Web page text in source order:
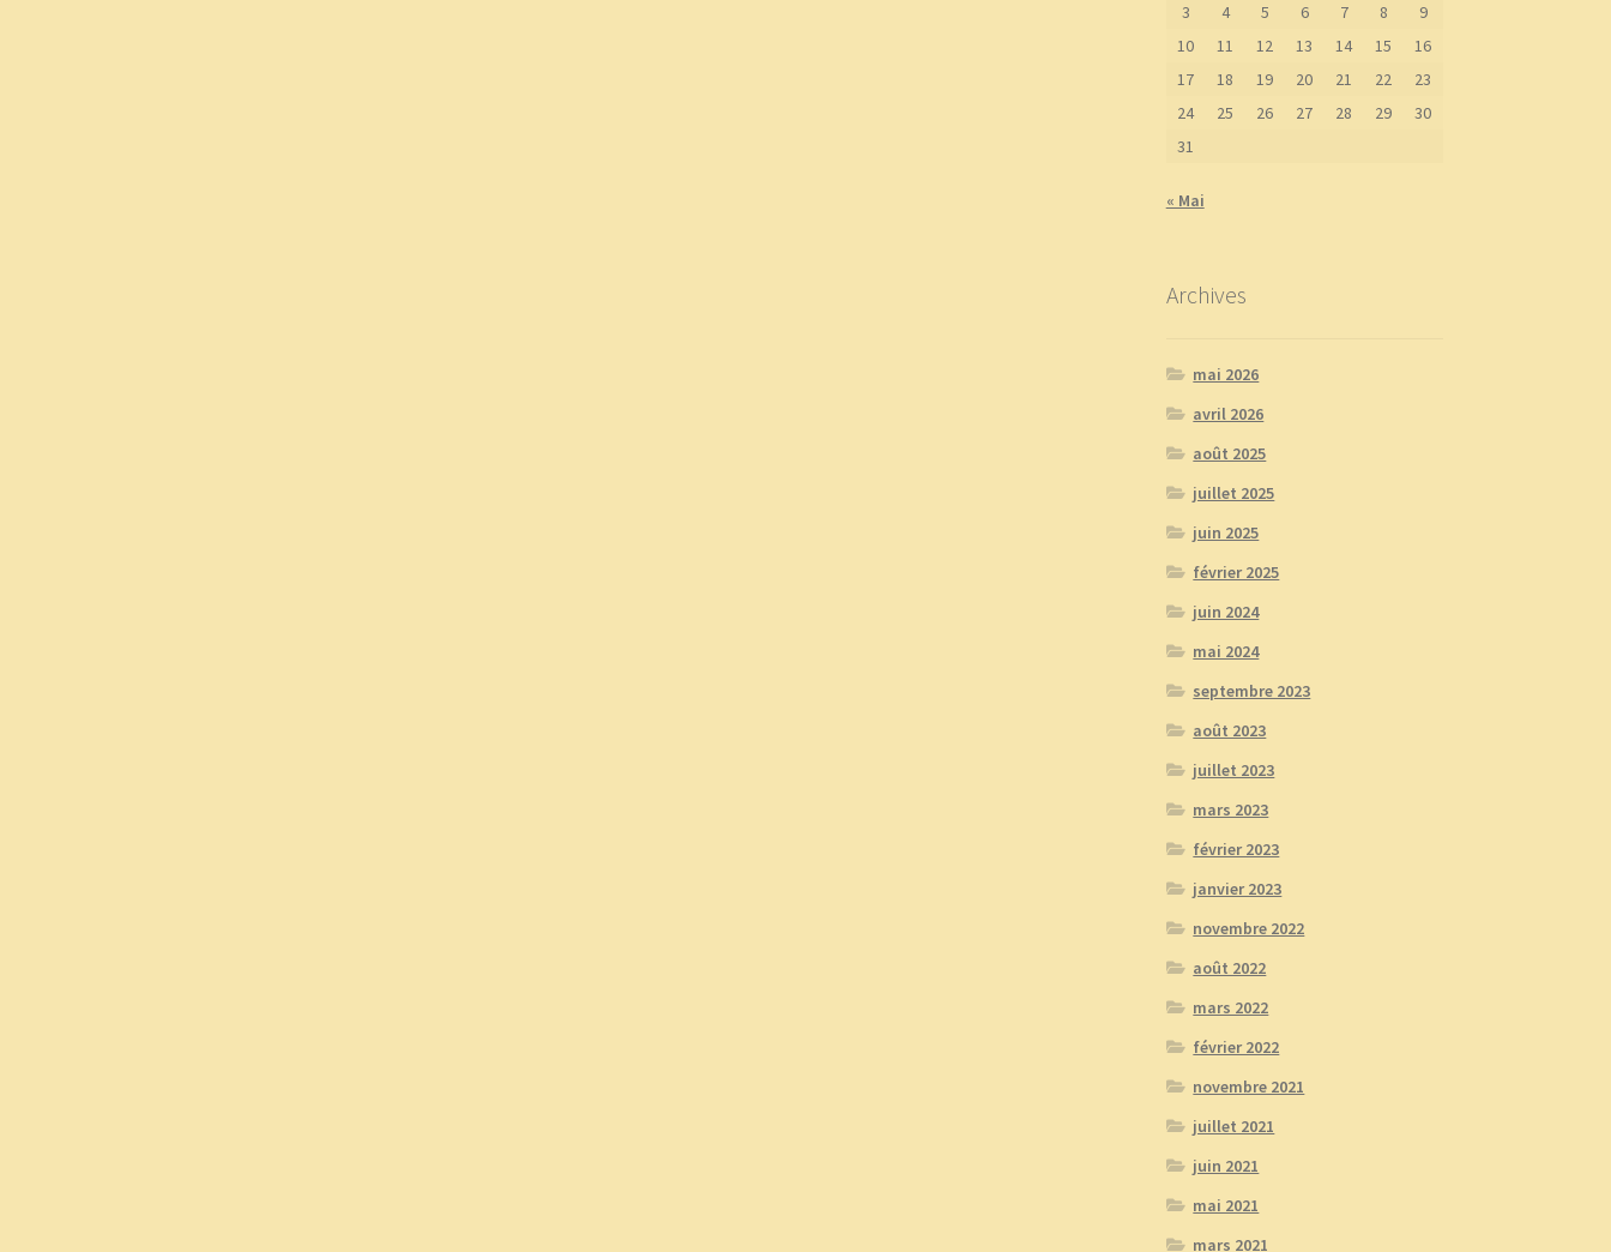
3
4 5 6 7 8
9
10
11 12 13 14 15
16
17
18 19 20 21 22
23
24
25 26 27 28 29
30
31
« Mai
Archives
mai 2026
avril 2026
août 2025
juillet 2025
juin 2025
février 2025
juin 2024
mai 2024
septembre 2023
août 2023
juillet 2023
mars 2023
février 2023
janvier 2023
novembre 2022
août 2022
mars 2022
février 2022
novembre 2021
juillet 2021
juin 2021
mai 2021
mars 2021